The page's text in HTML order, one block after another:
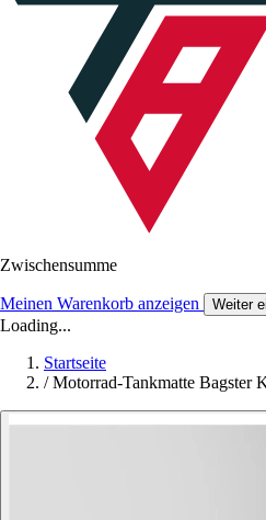
Zwischensumme
Meinen Warenkorb anzeigen Weiter
Loading...
Startseite
/ Motorrad-Tankmatte Bagster